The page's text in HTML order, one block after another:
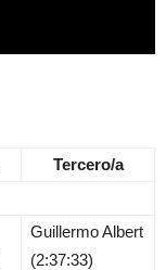
Tercero/a
Guillermo Albert
(2:37:33)